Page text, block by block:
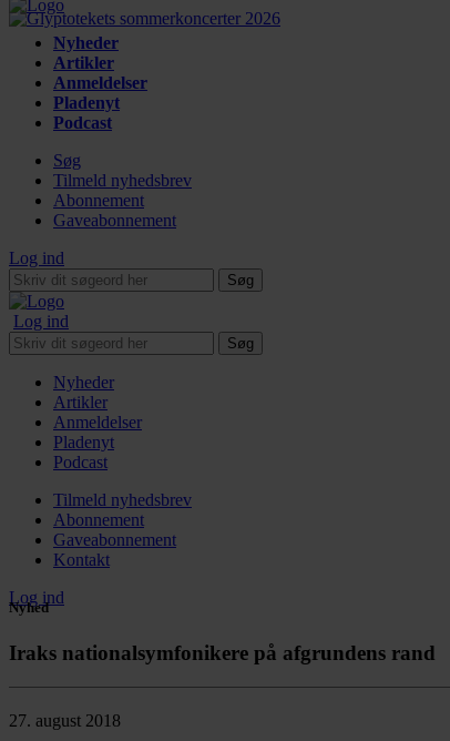
Nyheder
Artikler
Anmeldelser
Pladenyt
Podcast
Søg
Tilmeld nyhedsbrev
Abonnement
Gaveabonnement
Log ind
Søg
Log ind
Søg
Nyheder
Artikler
Anmeldelser
Pladenyt
Podcast
Tilmeld nyhedsbrev
Abonnement
Gaveabonnement
Kontakt
Log ind
Nyhed
Iraks nationalsymfonikere på afgrundens rand
27. august 2018